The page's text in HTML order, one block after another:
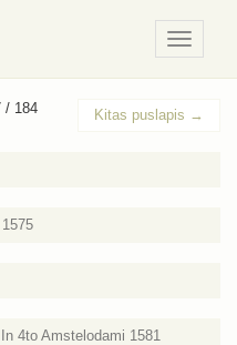
/
Meniu
/ 184 Kitas puslapis →
4to Amstelodami 1581